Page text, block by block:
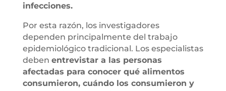
infecciones.
Por esta razón, los investigadores
dependen principalmente del trabajo
epidemiológico tradicional. Los especialistas
deben entrevistar a las personas
afectadas para conocer qué alimentos
consumieron, cuándo los consumieron y